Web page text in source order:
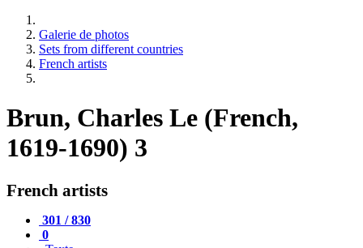
Galerie de photos
Sets from different countries
French artists
Brun, Charles Le (French,
1619-1690) 3
French artists
301 / 830
0